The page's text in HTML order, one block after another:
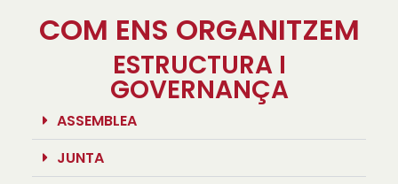
COM ENS ORGANITZEM
ESTRUCTURA I
GOVERNANÇA
ASSEMBLEA
JUNTA